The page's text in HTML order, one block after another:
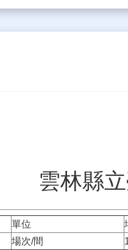
雲林縣
單位
場次/間